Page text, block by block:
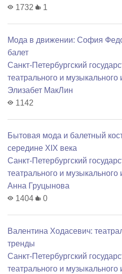
1732
1
Мода в движении: София
балет
Санкт-Петербургский
театрального и музыкального
Элизабет МакЛин
1142
Бытовая мода и балетный
середине XIX века
Санкт-Петербургский
театрального и музыкального
Анна Груцынова
1404
0
Валентина Ходасевич:
тренды
Санкт-Петербургский
театрального и музыкального